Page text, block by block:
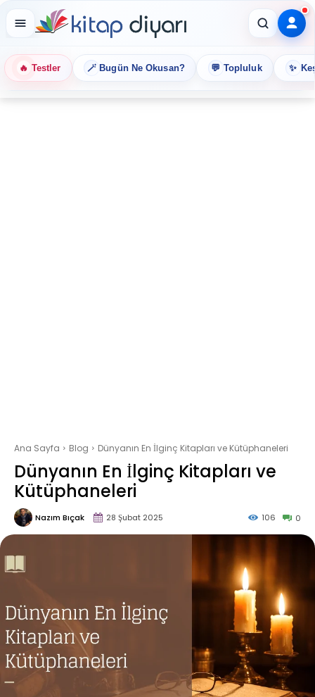
🔥 Testler 🪄 Bugün Ne Okusan? 💬 Topluluk ✨
Ana Sayfa Blog Dünyanın En İlginç Kitapları ve Kütüphaneleri
Dünyanın En İlginç Kitapları ve
Kütüphaneleri
Nazım Bıçak 28 Şubat 2025 0
106